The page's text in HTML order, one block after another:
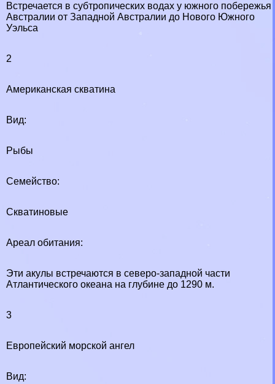
Встречается в субтропических водах у южного побережья
Австралии от Западной Австралии до Нового Южного
Уэльса
2
Американская скватина
Вид:
Рыбы
Семейство:
Скватиновые
Ареал обитания:
Эти акулы встречаются в северо-западной части
Атлантического океана на глубине до 1290 м.
3
Европейский морской ангел
Вид: